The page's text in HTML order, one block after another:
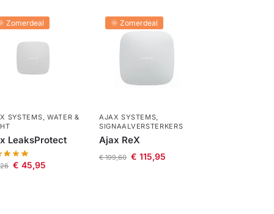
Zomerdeal
SYSTEMS WATER &
LeaksProtect
€ 45,95
🌞 Zomerdeal
AJAX SYSTEMS
SIGNAALVERSTERKERS
Ajax ReX
€199,60 € 115,95